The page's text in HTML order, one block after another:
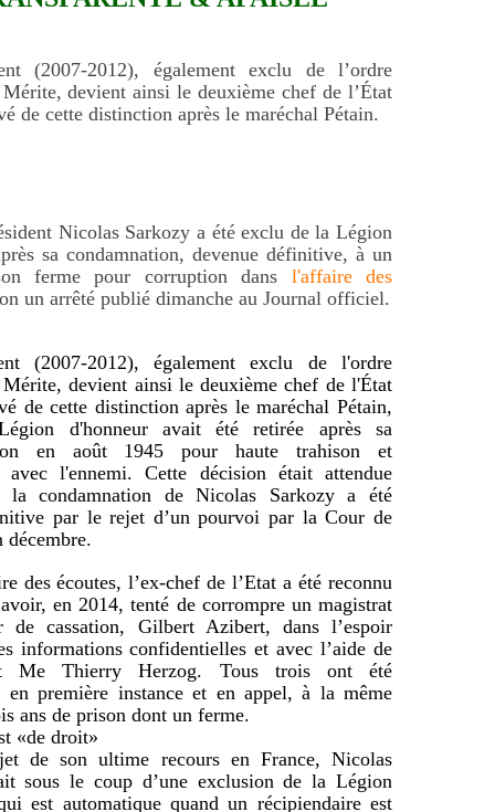
(2007-2012), également exclu de l’ordre
devient ainsi le deuxième chef de l’État
de cette distinction après le maréchal Pétain.
Nicolas Sarkozy a été exclu de la Légion
sa condamnation, devenue définitive, à un
ferme pour corruption dans l'affaire des
un arrêté publié dimanche au Journal officiel.
(2007-2012), également exclu de l'ordre
devient ainsi le deuxième chef de l'État
de cette distinction après le maréchal Pétain,
d'honneur avait été retirée après sa
en août 1945 pour haute trahison et
avec l'ennemi. Cette décision était attendue
la condamnation de Nicolas Sarkozy a été
par le rejet d’un pourvoi par la Cour de
décembre.
des écoutes, l’ex-chef de l’Etat a été reconnu
en 2014, tenté de corrompre un magistrat
de cassation, Gilbert Azibert, dans l’espoir
informations confidentielles et avec l’aide de
Me Thierry Herzog. Tous trois ont été
en première instance et en appel, à la même
ans de prison dont un ferme.
«de droit»
de son ultime recours en France, Nicolas
sous le coup d’une exclusion de la Légion
est automatique quand un récipiendaire est